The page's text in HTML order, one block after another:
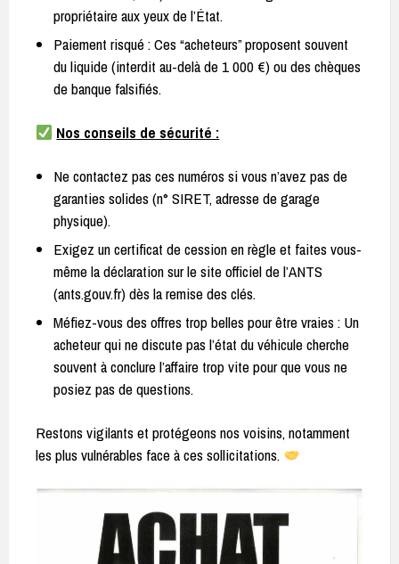
propriétaire aux yeux de l’État.
Paiement risqué : Ces “acheteurs” proposent souvent
du liquide (interdit au-delà de 1 000 €) ou des chèques
de banque falsifiés.
Nos conseils de sécurité :
Ne contactez pas ces numéros si vous n’avez pas de
garanties solides (n° SIRET, adresse de garage
physique).
Exigez un certificat de cession en règle et faites vous-
même la déclaration sur le site officiel de l’ANTS
(ants.gouv.fr) dès la remise des clés.
Méfiez-vous des offres trop belles pour être vraies : Un
acheteur qui ne discute pas l’état du véhicule cherche
souvent à conclure l’affaire trop vite pour que vous ne
posiez pas de questions.
Restons vigilants et protégeons nos voisins, notamment
les plus vulnérables face à ces sollicitations.